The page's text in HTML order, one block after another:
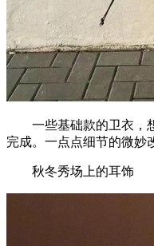
一些基础款的卫衣，想
完成。一点点细节的微妙
秋冬秀场上的耳饰